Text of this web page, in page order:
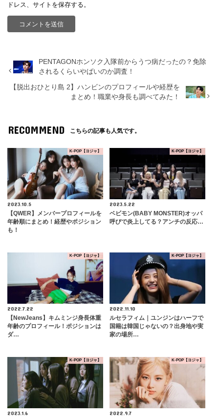
ドレス、サイトを保存する。
PENTAGONホンソク入隊前からうつ病だったの？免除
されるくらいやばいのか調査！
【脱出おひとり島 2】ハンビンのプロフィールや経歴を
まとめ！職業や身長も調べてみた！
RECOMMEND こちらの記事も人気です。
K-POP【ヨジャ】
2023.10.5
【QWER】メンバープロフィールを
年齢順にまとめ！経歴やポジション
も！
K-POP【ヨジャ】
2023.5.22
ベビモン(BABY MONSTER)オッパ
呼びで炎上してる？アンチの反応…
K-POP【ヨジャ】
2022.7.22
【NewJeans】キムミンジ身長体重
年齢のプロフィール！ポジションは
ダ…
K-POP【ヨジャ】
2022.11.10
ルセラフィム｜ユンジンはハーフで
国籍は韓国じゃないの？出身地や実
家の場所…
K-POP【ヨジャ】
2023.1.6
K-POP【ヨジャ】
2022.9.7